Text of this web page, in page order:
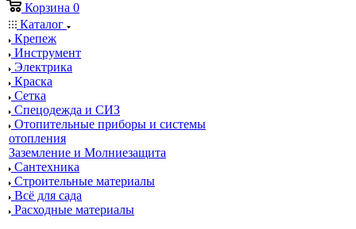
Корзина 0
Каталог
Крепеж
Инструмент
Электрика
Краска
Сетка
Спецодежда и СИЗ
Отопительные приборы и системы
отопления
Заземление и Молниезащита
Сантехника
Строительные материалы
Всё для сада
Расходные материалы